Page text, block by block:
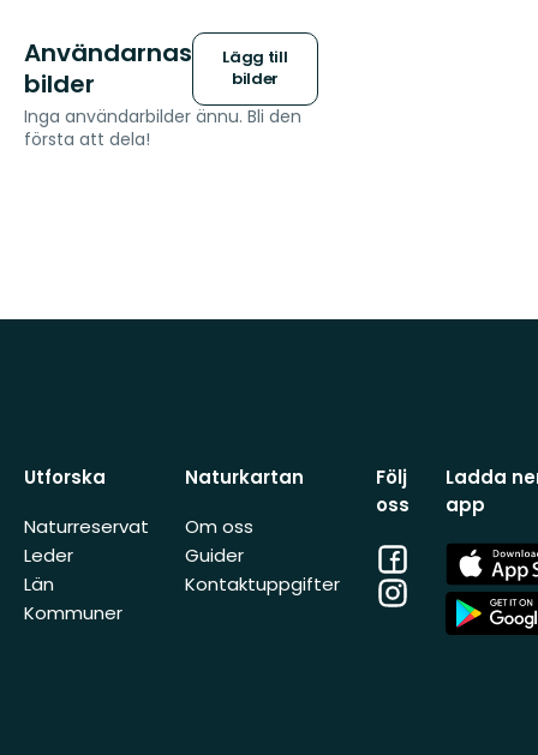
Användarnas
bilder
Lägg till
bilder
Inga användarbilder ännu. Bli den
första att dela!
Utforska
Naturreservat
Leder
Län
Kommuner
Naturkartan
Om oss
Guider
Kontaktuppgifter
Följ
oss
Facebook
Instagram
Ladda
app
App
Store
App
Store